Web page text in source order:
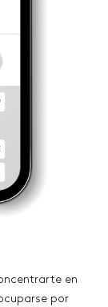
en
por